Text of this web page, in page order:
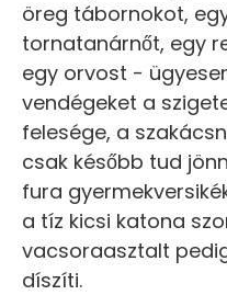
öreg tábornokot,
tornatanárnőt, egy
egy orvost -
vendégeket a
felesége, a
csak később tud
fura
a tíz kicsi katona
vacsoraasztalt
díszíti.